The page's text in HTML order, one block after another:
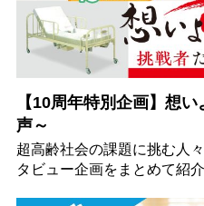
【10周年特別企画】想
声～
超高齢社会の課題に挑む人
タビュー企画をまとめて紹介